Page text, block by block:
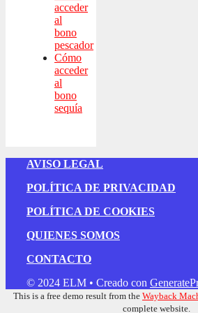
acceder
al
bono
pescador
Cómo
acceder
al
bono
sequía
AVISO LEGAL
POLÍTICA DE PRIVACIDAD
POLÍTICA DE COOKIES
QUIENES SOMOS
CONTACTO
© 2024 ELM • Creado con
This is a free demo result from the Wayback
complete website.